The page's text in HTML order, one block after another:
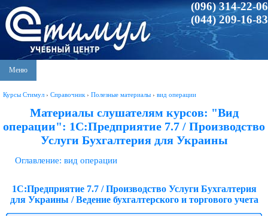
(096) 314-22-06
(044) 209-16-83
Меню
Курсы Стимул › Справочник › Полезные материалы › вид операции
Материалы слушателям курсов: "Вид
операции": 1С:Предприятие 7.7 / Производство
Услуги Бухгалтерия для Украины
Оглавление: вид операции
1С:Предприятие 7.7 / Производство Услуги Бухгалтерия
для Украины / Ведение бухгалтерского и торгового учета